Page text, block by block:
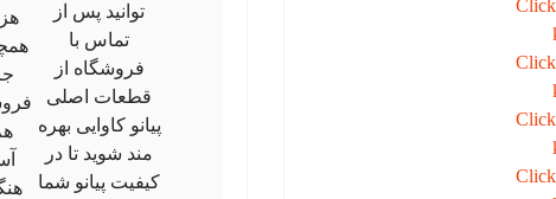
توانید پس از
تماس با
فروشگاه از
قطعات اصلی
پیانو کاوایی بهره
مند شوید تا در
کیفیت پیانو شما